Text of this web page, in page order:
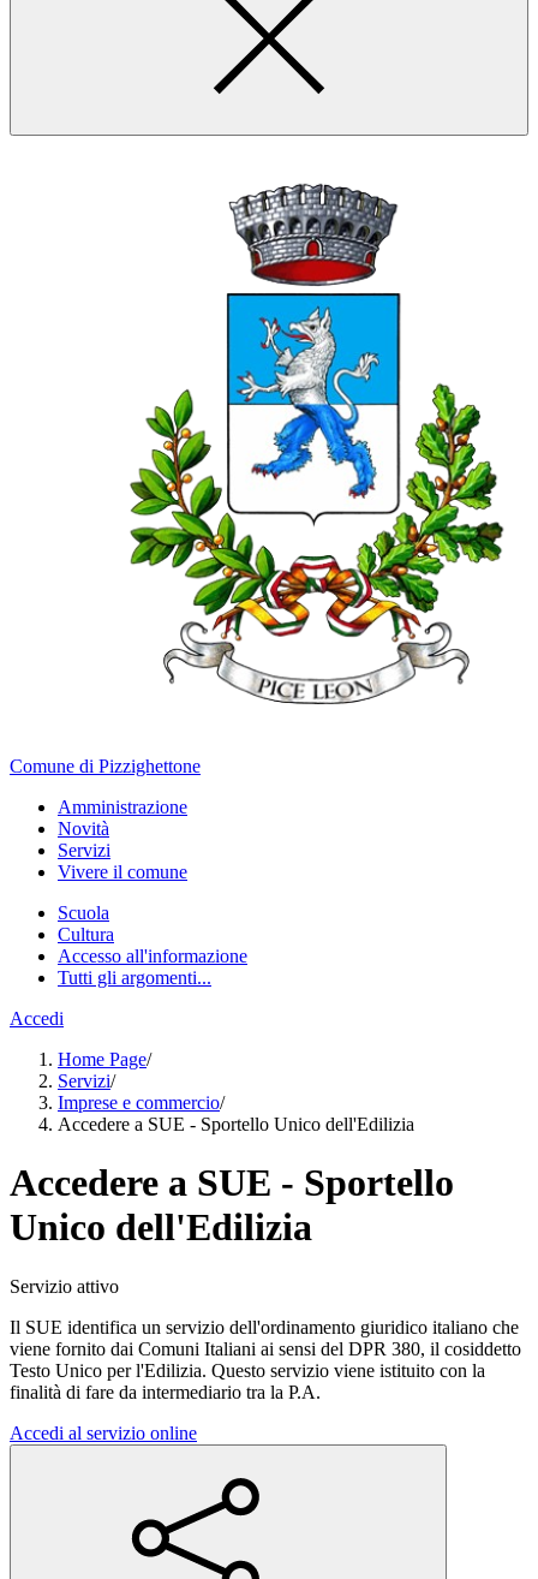
Comune di Pizzighettone
Amministrazione
Novità
Servizi
Vivere il comune
Scuola
Cultura
Accesso all'informazione
Tutti gli argomenti...
Accedi
Home Page/
Servizi/
Imprese e commercio/
Accedere a SUE - Sportello Unico dell'Edilizia
Accedere a SUE - Sportello
Unico dell'Edilizia
Servizio attivo
Il SUE identifica un servizio dell'ordinamento giuridico italiano che
viene fornito dai Comuni Italiani ai sensi del DPR 380, il cosiddetto
Testo Unico per l'Edilizia. Questo servizio viene istituito con la
finalità di fare da intermediario tra la P.A.
Accedi al servizio online